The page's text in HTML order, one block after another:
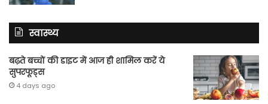
स्वास्थ्य
बढ़ते बच्चों की डाइट में आज ही शामिल करें ये
सुपरफूड्स
4 days ago